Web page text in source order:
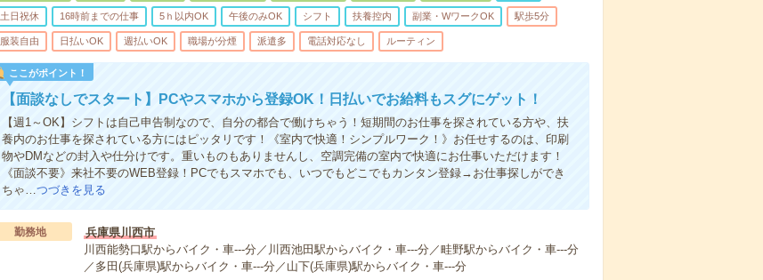
土日祝休 16時前までの仕事 5ｈ以内OK 午後のみOK シフト 扶養控内 副業・WワークOK 駅歩5分
服装自由 日払いOK 週払いOK 職場が分煙 派遣多 電話対応なし ルーティン
ここがポイント！
【面談なしでスタート】PCやスマホから登録OK！日払いでお給料もスグにゲット！
【週1～OK】シフトは自己申告制なので、自分の都合で働けちゃう！短期間のお仕事を探されている方や、扶
養内のお仕事を探されている方にはピッタリです！《室内で快適！シンプルワーク！》お任せするのは、印刷
物やDMなどの封入や仕分けです。重いものもありませんし、空調完備の室内で快適にお仕事いただけます！
《面談不要》来社不要のWEB登録！PCでもスマホでも、いつでもどこでもカンタン登録→お仕事探しができ
ちゃ…つづきを見る
勤務地
兵庫県川西市
川西能勢口駅からバイク・車---分／川西池田駅からバイク・車---分／畦野駅からバイク・車---分
／多田(兵庫県)駅からバイク・車---分／山下(兵庫県)駅からバイク・車---分